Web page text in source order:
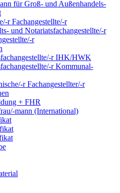
für Groß- und Außen­handels­
r Fachangestellte/-r
und Notariatsfachangestellte/-r
r
r IHK/HWK
r Kommunal­
r Fachangestellter/-r
+ FHR
mann (International)